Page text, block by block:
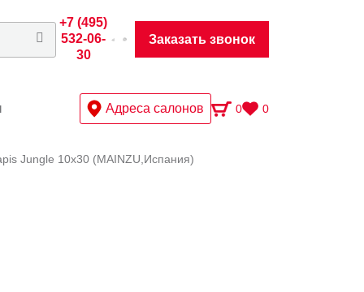
+7 (495)
532-06-
30
Заказать звонок
Адреса салонов 0 0
Jungle 10х30 (MAINZU,Испания)